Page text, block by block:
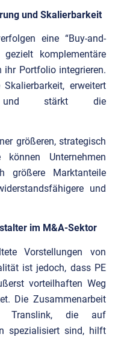
und Skalierbarkeit
eine “Buy-and-
komplementäre
ihr Portfolio integrieren.
erweitert
und stärkt die
größeren, strategisch
können Unternehmen
größere Marktanteile
und
im M&A-Sektor
Vorstellungen von
ist jedoch, dass PE
vorteilhaften Weg
Die Zusammenarbeit
die auf
spezialisiert sind, hilft